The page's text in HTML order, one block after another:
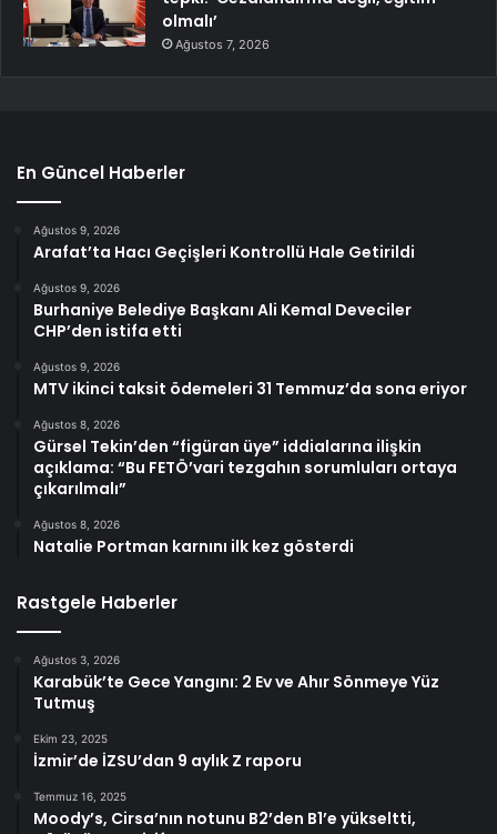
olmalı’
Ağustos 7, 2026
En Güncel Haberler
Ağustos 9, 2026
Arafat’ta Hacı Geçişleri Kontrollü Hale Getirildi
Ağustos 9, 2026
Burhaniye Belediye Başkanı Ali Kemal Deveciler
CHP’den istifa etti
Ağustos 9, 2026
MTV ikinci taksit ödemeleri 31 Temmuz’da sona eriyor
Ağustos 8, 2026
Gürsel Tekin’den “figüran üye” iddialarına ilişkin
açıklama: “Bu FETÖ’vari tezgahın sorumluları ortaya
çıkarılmalı”
Ağustos 8, 2026
Natalie Portman karnını ilk kez gösterdi
Rastgele Haberler
Ağustos 3, 2026
Karabük’te Gece Yangını: 2 Ev ve Ahır Sönmeye Yüz
Tutmuş
Ekim 23, 2025
İzmir’de İZSU’dan 9 aylık Z raporu
Temmuz 16, 2025
Moody’s, Cirsa’nın notunu B2’den B1’e yükseltti,